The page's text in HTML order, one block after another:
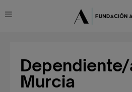
Murcia